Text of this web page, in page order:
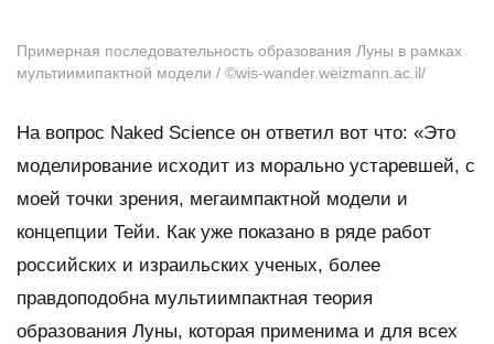
Примерная последовательность образования Луны в рамках
мультиимипактной модели / ©wis-wander.weizmann.ac.il/
На вопрос Naked Science он ответил вот что: «Это
моделирование исходит из морально устаревшей, с
моей точки зрения, мегаимпактной модели и
концепции Тейи. Как уже показано в ряде работ
российских и израильских ученых, более
правдоподобна мультиимпактная теория
образования Луны, которая применима и для всех